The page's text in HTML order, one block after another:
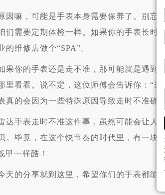
嘛，可能是手表本身需要保养了。别忘
们需要定期体检一样。如果你的手表长时
的维修店做个“SPA”。
你的手表还是走不准，那可能就是遇到
里看看。说不定，这位师傅会告诉你：“
真的会因为一些特殊原因导致走时不准确
手表走时不准这件事，虽然可能会让人
。毕竟，在这个快节奏的时代里，有一块
甲一样酷！
的分享就到这里，希望你们的手表都能